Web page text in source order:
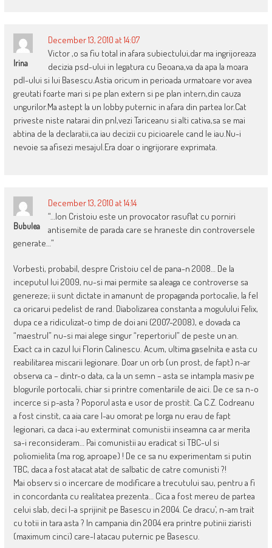
Irina
December 13, 2010 at 14:07
Victor ,o sa fiu total in afara subiectului,dar ma ingrijoreaza
decizia psd-ului in legatura cu Geoana,va da apa la moara
pdl-ului si lui Basescu.Astia oricum in perioada urmatoare vor avea
greutati foarte mari si pe plan extern si pe plan intern,din cauza
ungurilor.Ma astept la un lobby puternic in afara din partea lor.Cat
priveste niste natarai din pnl,vezi Tariceanu si alti cativa,sa se mai
abtina de la declaratii,ca iau decizii cu picioarele cand le iau.Nu-i
nevoie sa afisezi mesajul.Era doar o ingrijorare exprimata.
Bubulea
December 13, 2010 at 14:14
“…Ion Cristoiu este un provocator rasuflat cu porniri
antisemite de parada care se hraneste din controversele
generate…”
Vorbesti, probabil, despre Cristoiu cel de pana-n 2008… De la
inceputul lui 2009, nu-si mai permite sa aleaga ce controverse sa
genereze; ii sunt dictate in amanunt de propaganda portocalie, la fel
ca oricarui pedelist de rand. Diabolizarea constanta a mogulului Felix,
dupa ce a ridiculizat-o timp de doi ani (2007-2008), e dovada ca
“maestrul” nu-si mai alege singur “repertoriul” de peste un an.
Exact ca in cazul lui Florin Calinescu. Acum, ultima gaselnita e asta cu
reabilitarea miscarii legionare. Doar un orb (un prost, de fapt) n-ar
observa ca – dintr-o data, ca la un semn – asta se intampla masiv pe
blogurile portocalii, chiar si printre comentariile de aici. De ce sa n-o
incerce si p-asta ? Poporul asta e usor de prostit. Ca C.Z. Codreanu
a fost cinstit, ca aia care l-au omorat pe Iorga nu erau de fapt
legionari, ca daca i-au exterminat comunistii inseamna ca ar merita
sa-i reconsideram… Pai comunistii au eradicat si TBC-ul si
poliomielita (ma rog, aproape) ! De ce sa nu experimentam si putin
TBC, daca a fost atacat atat de salbatic de catre comunisti ?!
Mai observ si o incercare de modificare a trecutului sau, pentru a fi
in concordanta cu realitatea prezenta… Cica a fost mereu de partea
celui slab, deci l-a sprijinit pe Basescu in 2004. Ce dracu’, n-am trait
cu totii in tara asta ? In campania din 2004 era printre putinii ziaristi
(maximum cinci) care-l atacau puternic pe Basescu.